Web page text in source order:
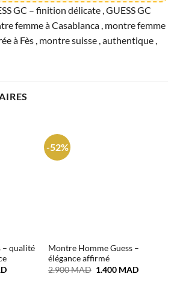
GC – finition délicate , GUESS GC
femme à Casablanca , montre femme
à Fès , montre suisse , authentique ,
– qualité
Le
-52%
Montre Homme Guess –
élégance affirmé
2.900MAD Le
1.400 MADLe